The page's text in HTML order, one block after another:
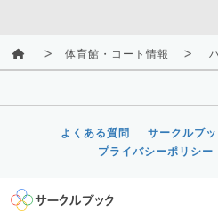
体育館・コート情報
よくある質問 サークルブ
プライバシーポリシー